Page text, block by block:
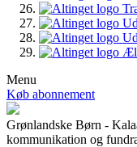
Menu
Køb abonnement
Grønlandske Børn -
kommunikation og